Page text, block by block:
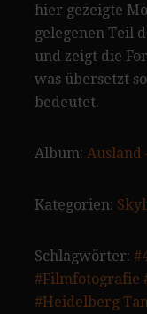
hier gezeigte
gelegenen Teil
und zeigt die
was übersetzt
bedeutet.
Album: Ausland
Kategorien:
Schlagwörter:
#Filmfotografie
#Heidelberg